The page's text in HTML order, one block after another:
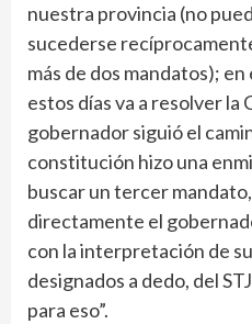
nuestra provincia (no
sucederse
más de dos mandatos); en
estos días va a resolver la
gobernador siguió el
constitución hizo una
buscar un tercer
directamente el
con la interpretación de
designados a dedo, del
para eso”.